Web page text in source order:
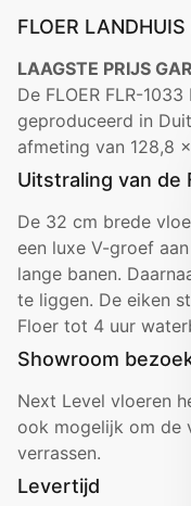
FLOER
LAAGSTE PRIJS
De FLOER FLR-
geproduceerd in
afmeting van 128,8
Uitstraling van de
De 32 cm brede
een luxe V-groef
lange banen.
te liggen. De eiken
Floer tot 4 uur
Showroom
Next Level vloeren
ook mogelijk om de
verrassen.
Levertijd